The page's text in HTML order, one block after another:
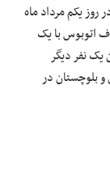
در روز یکم مرداد ماه
اتوبوس با یک
یک نفر دیگر
و بلوچستان در